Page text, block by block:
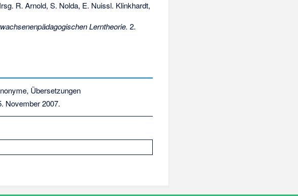
R. Arnold, S. Nolda, E. Nuissl. Klinkhardt,
Lerntheorie. 2.
Übersetzungen
November 2007.